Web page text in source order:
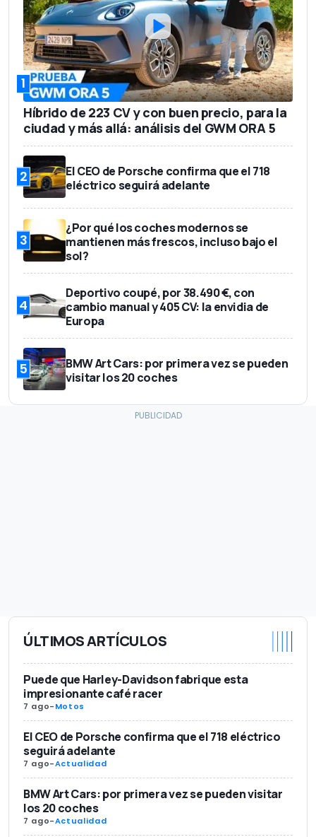
1
Híbrido de 223 CV y con buen precio, para la
ciudad y más allá: análisis del GWM ORA 5
2
El CEO de Porsche confirma que el 718
eléctrico seguirá adelante
3
¿Por qué los coches modernos se
mantienen más frescos, incluso bajo el
sol?
4
Deportivo coupé, por 38.490 €, con
cambio manual y 405 CV: la envidia de
Europa
5
BMW Art Cars: por primera vez se pueden
visitar los 20 coches
ÚLTIMOS ARTÍCULOS
Puede que Harley-Davidson fabrique esta
impresionante café racer
7 ago-Motos
El CEO de Porsche confirma que el 718 eléctrico
seguirá adelante
7 ago-Actualidad
BMW Art Cars: por primera vez se pueden visitar
los 20 coches
7 ago-Actualidad